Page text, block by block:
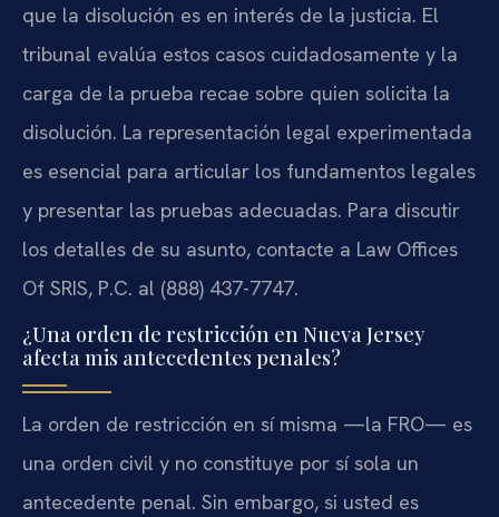
que la disolución es en interés de la justicia. El
tribunal evalúa estos casos cuidadosamente y la
carga de la prueba recae sobre quien solicita la
disolución. La representación legal experimentada
es esencial para articular los fundamentos legales
y presentar las pruebas adecuadas. Para discutir
los detalles de su asunto, contacte a Law Offices
Of SRIS, P.C. al (888) 437-7747.
¿Una orden de restricción en Nueva Jersey
afecta mis antecedentes penales?
La orden de restricción en sí misma —la FRO— es
una orden civil y no constituye por sí sola un
antecedente penal. Sin embargo, si usted es